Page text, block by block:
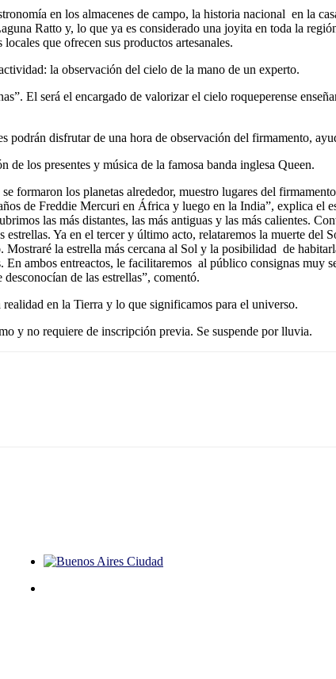
en los almacenes de campo, la historia nacional en la
Ratto y, lo que ya es considerado una joyita en toda la
que ofrecen sus productos artesanales.
la observación del cielo de la mano de un experto.
El será el encargado de valorizar el cielo roqueperense
disfrutar de una hora de observación del firmamento,
los presentes y música de la famosa banda inglesa Queen.
formaron los planetas alrededor, muestro lugares del
de Freddie Mercuri en África y luego en la India”, explica el
las más distantes, las más antiguas y las más calientes.
Ya en el tercer y último acto, relataremos la muerte del
la estrella más cercana al Sol y la posibilidad de
ambos entreactos, le facilitaremos al público consignas muy
de las estrellas”, comentó.
en la Tierra y lo que significamos para el universo.
y no requiere de inscripción previa. Se suspende por lluvia.